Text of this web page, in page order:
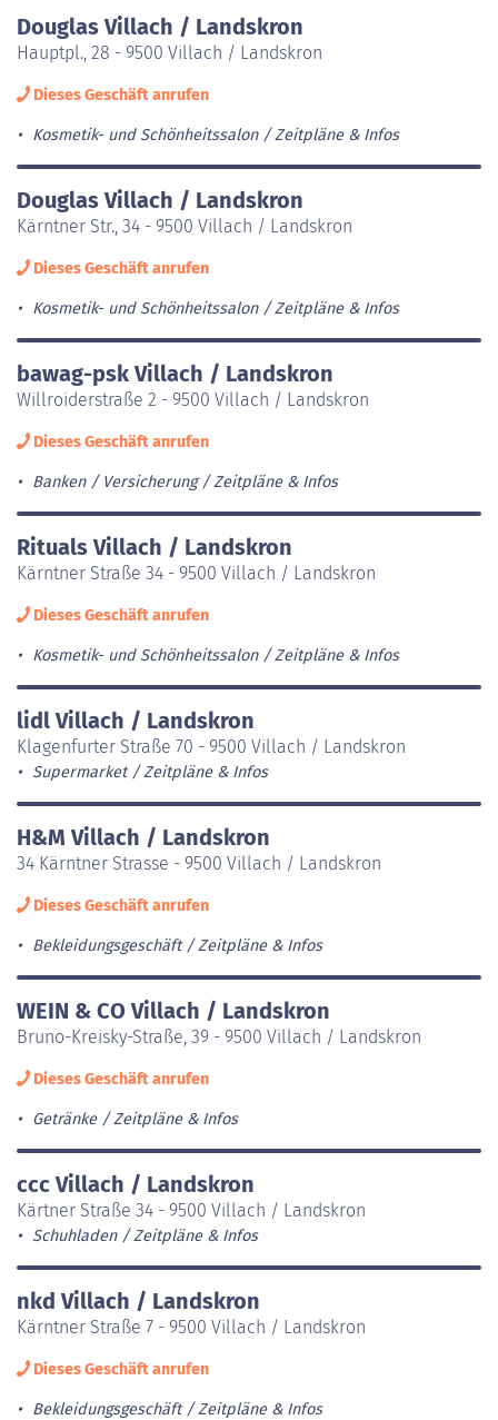
Douglas Villach / Landskron
Hauptpl., 28 - 9500 Villach / Landskron
Dieses Geschäft anrufen
Kosmetik- und Schönheitssalon Zeitpläne & Infos
Douglas Villach / Landskron
Kärntner Str., 34 - 9500 Villach / Landskron
Dieses Geschäft anrufen
Kosmetik- und Schönheitssalon Zeitpläne & Infos
bawag-psk Villach / Landskron
Willroiderstraße 2 - 9500 Villach / Landskron
Dieses Geschäft anrufen
Banken / Versicherung Zeitpläne & Infos
Rituals Villach / Landskron
Kärntner Straße 34 - 9500 Villach / Landskron
Dieses Geschäft anrufen
Kosmetik- und Schönheitssalon Zeitpläne & Infos
lidl Villach / Landskron
Klagenfurter Straße 70 - 9500 Villach / Landskron
Supermarket Zeitpläne & Infos
H&M Villach / Landskron
34 Kärntner Strasse - 9500 Villach / Landskron
Dieses Geschäft anrufen
Bekleidungsgeschäft Zeitpläne & Infos
WEIN & CO Villach / Landskron
Bruno-Kreisky-Straße, 39 - 9500 Villach / Landskron
Dieses Geschäft anrufen
Getränke Zeitpläne & Infos
ccc Villach / Landskron
Kärtner Straße 34 - 9500 Villach / Landskron
Schuhladen Zeitpläne & Infos
nkd Villach / Landskron
Kärntner Straße 7 - 9500 Villach / Landskron
Dieses Geschäft anrufen
Bekleidungsgeschäft Zeitpläne & Infos